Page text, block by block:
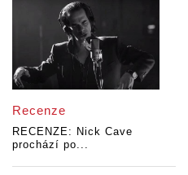
Recenze
RECENZE: Nick Cave
prochází po...